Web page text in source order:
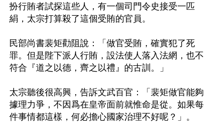
扮行賄者試探這些人，有一個司門令史接受一匹
絹，太宗打算殺了這個受賄的官員。
民部尚書裴矩勸阻說：「做官受賄，確實犯了死
罪。但是陛下派人行賄，設法使人落入法網，也不
符合『道之以德，齊之以禮』的古訓。」
太宗聽後很高興，告訴文武百官：「裴矩做官能夠
據理力爭，不因爲在皇帝面前就惟命是從。如果每
件事情都這樣，何必擔心國家治理不好呢？」。